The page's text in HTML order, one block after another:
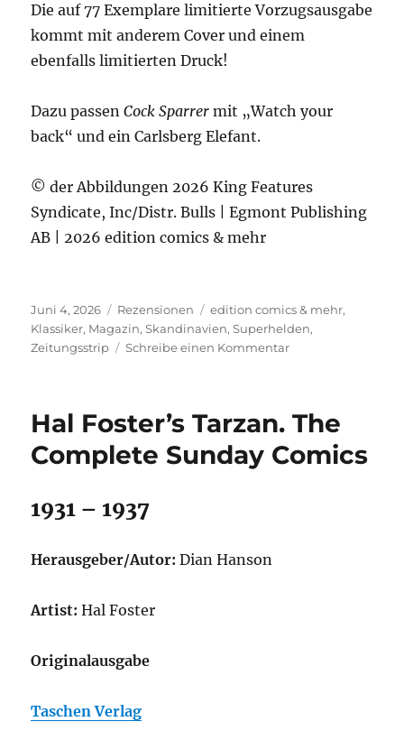
Die auf 77 Exemplare limitierte Vorzugsausgabe
kommt mit anderem Cover und einem
ebenfalls limitierten Druck!
Dazu passenCock Sparrer mit „Watch your
back“ und ein Carlsberg Elefant.
© der Abbildungen 2026 King Features
Syndicate, Inc/Distr. Bulls | Egmont Publishing
AB | 2026 edition comics & mehr
Veröffentlicht
am
Juni 4, 2026 Kategorien
Rezensionen Schlagwörter
edition comics & mehr,
Klassiker, Magazin,Skandinavien,Superhelden,
Zeitungsstrip
Schreibe einen Kommentarzu
Phantom
Die
Hal Foster’s Tarzan. The
Complete Sunday Comics
1931 – 1937
Herausgeber/Autor:Dian Hanson
Artist:Hal Foster
Originalausgabe
Taschen Verlag